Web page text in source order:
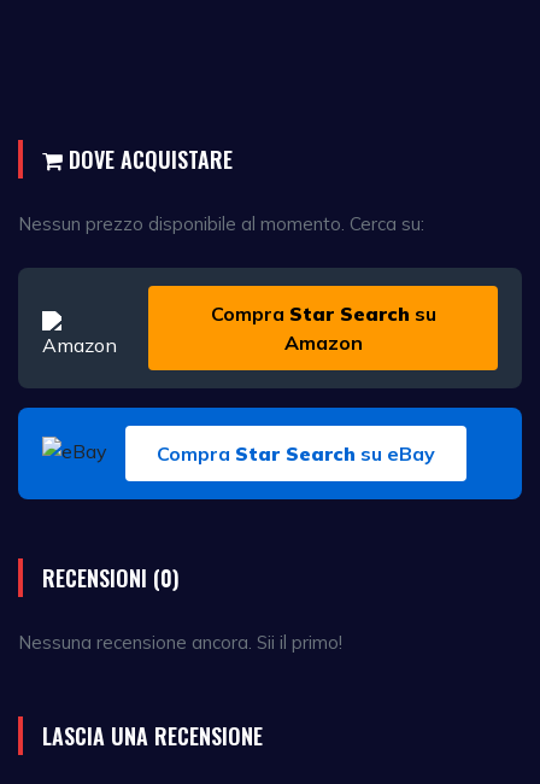
DOVE ACQUISTARE
Nessun prezzo disponibile al momento. Cerca su:
Compra Star Search su
Amazon
Compra Star Search su eBay
RECENSIONI (0)
Nessuna recensione ancora. Sii il primo!
LASCIA UNA RECENSIONE